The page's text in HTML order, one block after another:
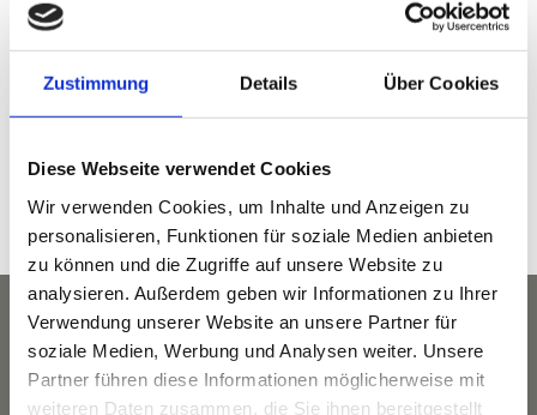
Zustimmung Details Über Cookies
Diese Webseite verwendet Cookies
Wir verwenden Cookies, um Inhalte und Anzeigen zu
personalisieren, Funktionen für soziale Medien anbieten
zu können und die Zugriffe auf unsere Website zu
analysieren. Außerdem geben wir Informationen zu Ihrer
Verwendung unserer Website an unsere Partner für
soziale Medien, Werbung und Analysen weiter. Unsere
Partner führen diese Informationen möglicherweise mit
weiteren Daten zusammen, die Sie ihnen bereitgestellt
Dezember 9, 2022
8:30 a.m. - 9:30 a.m.
Veranstaltungskategorie:
Yoga